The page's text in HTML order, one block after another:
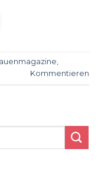
Kommentieren